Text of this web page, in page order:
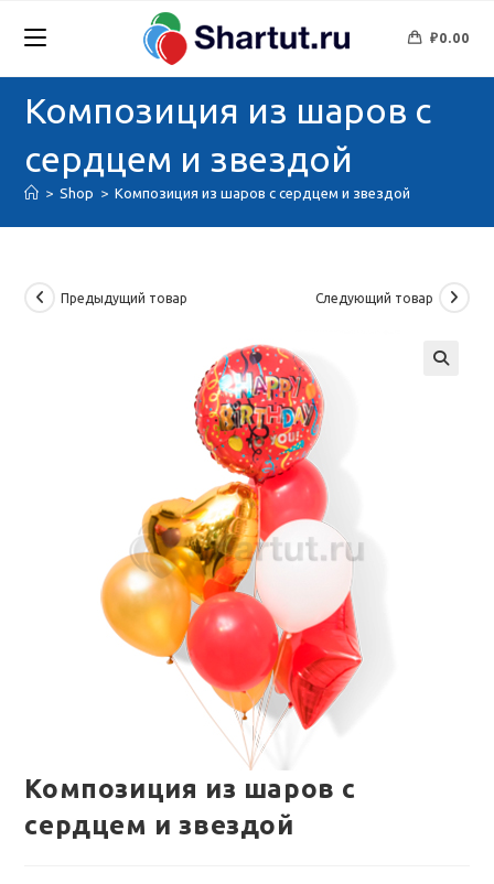
₽0.00
Композиция из шаров с
сердцем и звездой
> Shop > Композиция из шаров с сердцем и звездой
Предыдущий товар Следующий товар
Композиция из шаров с
сердцем и звездой